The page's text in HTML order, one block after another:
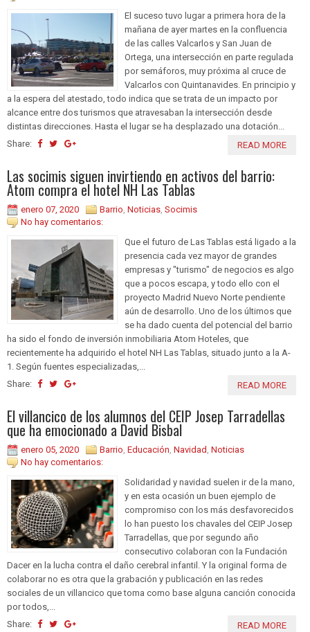
El suceso tuvo lugar a primera hora de la
mañana de ayer martes en la confluencia
de las calles Valcarlos y San Juan de
Ortega, una intersección en parte regulada
por semáforos, muy próxima al cruce de
Valcarlos con Quintanavides. En principio y
a la espera del atestado, todo indica que se trata de un impacto por
alcance entre dos turismos que atravesaban la intersección desde
distintas direcciones. Hasta el lugar se ha desplazado una dotación...
Share:
READ MORE
Las socimis siguen invirtiendo en activos del barrio:
Atom compra el hotel NH Las Tablas
enero 07, 2020 Barrio, Noticias, Socimis
No hay comentarios:
Que el futuro de Las Tablas está ligado a la
presencia cada vez mayor de grandes
empresas y "turismo" de negocios es algo
que a pocos escapa, y todo ello con el
proyecto Madrid Nuevo Norte pendiente
aún de desarrollo. Uno de los últimos que
se ha dado cuenta del potencial del barrio
ha sido el fondo de inversión inmobiliaria Atom Hoteles, que
recientemente ha adquirido el hotel NH Las Tablas, situado junto a la A-
1. Según fuentes especializadas,...
Share:
READ MORE
El villancico de los alumnos del CEIP Josep Tarradellas
que ha emocionado a David Bisbal
enero 05, 2020 Barrio, Educación, Navidad , Noticias
No hay comentarios:
Solidaridad y navidad suelen ir de la mano,
y en esta ocasión un buen ejemplo de
compromiso con los más desfavorecidos
lo han puesto los chavales del CEIP Josep
Tarradellas, que por segundo año
consecutivo colaboran con la Fundación
Dacer en la lucha contra el daño cerebral infantil. Y la original forma de
colaborar no es otra que la grabación y publicación en las redes
sociales de un villancico que toma como base alguna canción conocida
por todos,...
Share:
READ MORE